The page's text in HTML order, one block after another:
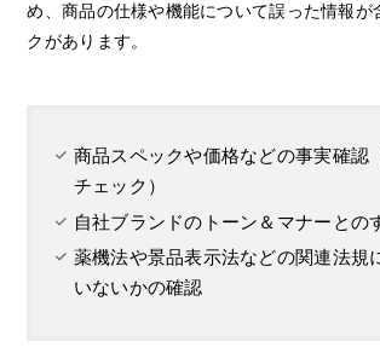
め、商品の仕様や機能について誤った情報が
クがあります。
商品スペックや価格などの事実確認
チェック）
自社ブランドのトーン＆マナーとの
薬機法や景品表示法などの関連法規
いないかの確認